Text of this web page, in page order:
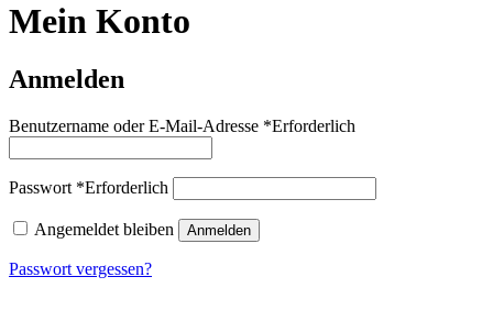
Mein Konto
Anmelden
Benutzername oder E-Mail-Adresse *Erforderlich
Passwort *Erforderlich
Angemeldet bleiben Anmelden
Passwort vergessen?